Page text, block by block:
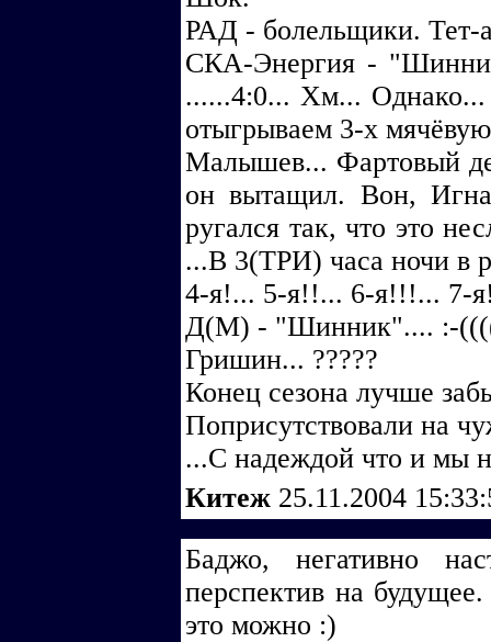
РАД - болельщики. Тет-
СКА-Энергия -
......4:0... Хм...
отыгрываем 3-х
Малышев... Фартовый
он вытащил. Вон,
ругался так, что это
...В 3(ТРИ) часа ночи в
4-я!... 5-я!!... 6-я!!!... 7-
Д(М) - "Шинник".... :-
Гришин... ?????
Конец сезона лучше
Поприсутствовали на
...С надеждой что и мы
Китеж 25.11.2004
Баджо, негативно
перспектив на
это можно :)